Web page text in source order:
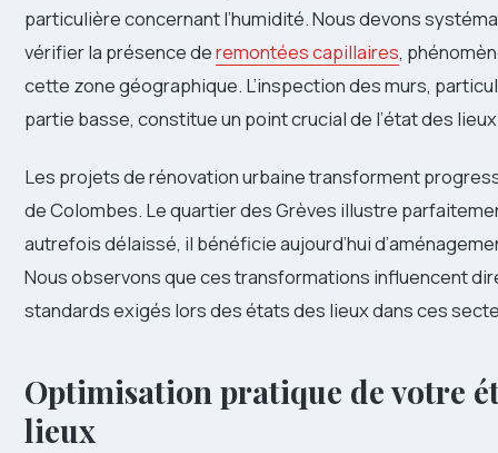
particulière concernant l’humidité. Nous devons
vérifier la présence deremontées capillaires,
cette zone géographique. L’inspection des murs,
partie basse, constitue un point crucial de l’état des
Les projets de rénovation urbaine transforment
de Colombes. Le quartier des Grèves illustre
autrefois délaissé, il bénéficie aujourd’hui
Nous observons que ces transformations influencent
standards exigés lors des états des lieux dans ces
Optimisation pratique de votre
lieux